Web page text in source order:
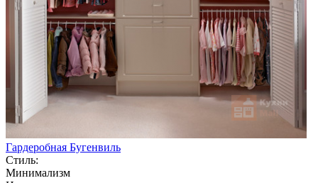
Гардеробная Бугенвиль
Стиль:
Минимализм